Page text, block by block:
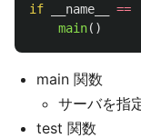
if __name__ ==
main()
main 関数
サーバを指
test 関数